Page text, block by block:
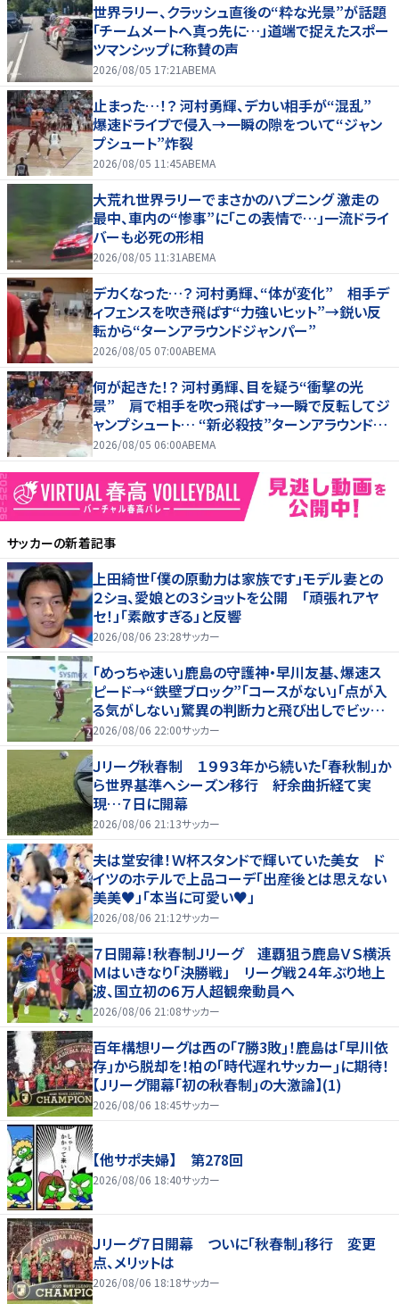
世界ラリー、クラッシュ直後の“粋な光景”が話題
「チームメートへ真っ先に…」道端で捉えたスポー
ツマンシップに称賛の声
2026/08/05 17:21ABEMA
止まった…！？ 河村勇輝、デカい相手が“混乱”
爆速ドライブで侵入→一瞬の隙をついて“ジャン
プシュート”炸裂
2026/08/05 11:45ABEMA
大荒れ世界ラリーでまさかのハプニング 激走の
最中、車内の“惨事”に「この表情で…」一流ドライ
バーも必死の形相
2026/08/05 11:31ABEMA
デカくなった…？ 河村勇輝、“体が変化” 相手デ
ィフェンスを吹き飛ばす“力強いヒット”→鋭い反
転から“ターンアラウンドジャンパー”
2026/08/05 07:00ABEMA
何が起きた！？ 河村勇輝、目を疑う“衝撃の光
景” 肩で相手を吹っ飛ばす→一瞬で反転してジ
ャンプシュート… “新必殺技”ターンアラウンドジ
ャンパー炸裂
2026/08/05 06:00ABEMA
サッカーの新着記事
上田綺世「僕の原動力は家族です」モデル妻との
２ショ、愛娘との３ショットを公開 「頑張れアヤ
セ！」「素敵すぎる」と反響
2026/08/06 23:28サッカー
「めっちゃ速い」鹿島の守護神・早川友基、爆速ス
ピード→“鉄壁ブロック”「コースがない」「点が入
る気がしない」驚異の判断力と飛び出しでビッグ
セーブ
2026/08/06 22:00サッカー
Ｊリーグ秋春制 １９９３年から続いた「春秋制」か
ら世界基準へシーズン移行 紆余曲折経て実
現…７日に開幕
2026/08/06 21:13サッカー
夫は堂安律！Ｗ杯スタンドで輝いていた美女 ド
イツのホテルで上品コーデ「出産後とは思えない
美美♥」「本当に可愛い♥」
2026/08/06 21:12サッカー
７日開幕！秋春制Ｊリーグ 連覇狙う鹿島ＶＳ横浜
Ｍはいきなり「決勝戦」 リーグ戦２４年ぶり地上
波、国立初の６万人超観衆動員へ
2026/08/06 21:08サッカー
百年構想リーグは西の｢7勝3敗｣！鹿島は｢早川依
存｣から脱却を！柏の｢時代遅れサッカー｣に期待！
【Jリーグ開幕｢初の秋春制｣の大激論】(1)
2026/08/06 18:45サッカー
【他サポ夫婦】 第278回
2026/08/06 18:40サッカー
Ｊリーグ７日開幕 ついに「秋春制」移行 変更
点、メリットは
2026/08/06 18:18サッカー